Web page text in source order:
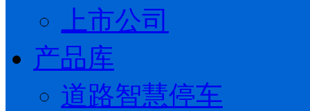
上市公司
产品库
道路智慧停车